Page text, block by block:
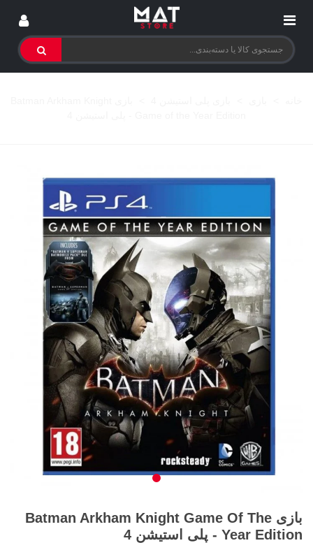
بازی Batman Arkham Knight Game Of The
Year Edition - پلی استیشن 4